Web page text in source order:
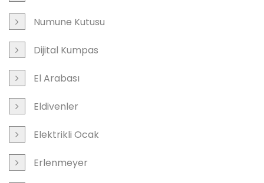
Numune Kutusu
Dijital Kumpas
El Arabası
Eldivenler
Elektrikli Ocak
Erlenmeyer